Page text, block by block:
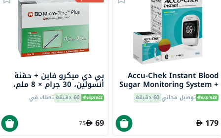
Accu-Chek Instant Blood
Sugar Monitoring System +
50 Test Strips
توصيل مجاني60 دقيقة
179
بي دي ميكرو فاين + حقنة
أنسولين، 30 جرام × 8 ملم،
0.5 مل، 100 قطعة 60 دقيقة تصلك في
69
75